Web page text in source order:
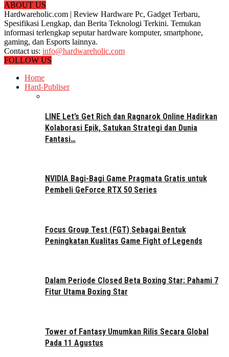
ABOUT US
Hardwareholic.com | Review Hardware Pc, Gadget Terbaru,
Spesifikasi Lengkap, dan Berita Teknologi Terkini. Temukan
informasi terlengkap seputar hardware komputer, smartphone,
gaming, dan Esports lainnya.
Contact us: info@hardwareholic.com
FOLLOW US
Home
Hard-Publiser
LINE Let’s Get Rich dan Ragnarok Online Hadirkan
Kolaborasi Epik, Satukan Strategi dan Dunia
Fantasi…
NVIDIA Bagi-Bagi Game Pragmata Gratis untuk
Pembeli GeForce RTX 50 Series
Focus Group Test (FGT) Sebagai Bentuk
Peningkatan Kualitas Game Fight of Legends
Dalam Periode Closed Beta Boxing Star: Pahami 7
Fitur Utama Boxing Star
Tower of Fantasy Umumkan Rilis Secara Global
Pada 11 Agustus